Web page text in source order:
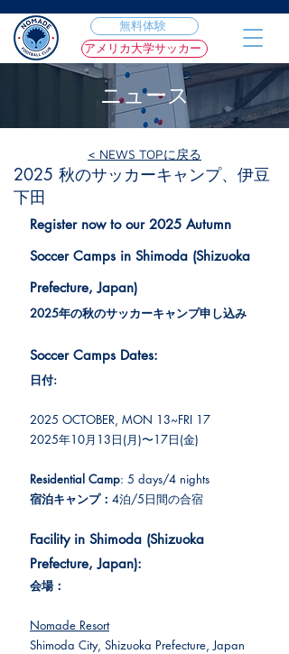
無料体験
アメリカ大学サッカー
ニュース
2025 秋のサッカーキャンプ、伊豆
下田
2025年9月11日
Register now to our 2025 Autumn
Soccer Camps in Shimoda (Shizuoka
Prefecture, Japan)
2025年の秋のサッカーキャンプ申し込み
Soccer Camps Dates:
日付:
2025 ​OCTOBER, MON 13~FRI 17
2025年10月13日(月)〜17日(金)
Residential Camp: 5 days/4 nights
宿泊キャンプ： 4泊/5日間の合宿
Facility in Shimoda (Shizuoka
Prefecture, Japan):
会場：
Nomade Resort
Shimoda City, Shizuoka Prefecture, Japan
< NEWS TOPに戻る